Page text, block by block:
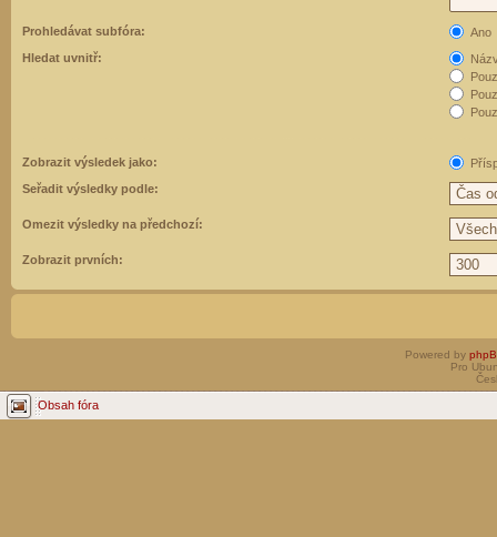
Prohledávat subfóra:
Ano
Hledat uvnitř:
Zobrazit výsledek jako:
Seřadit výsledky podle:
Omezit výsledky na předchozí:
Zobrazit prvních:
Powered by
Pro
Obsah fóra